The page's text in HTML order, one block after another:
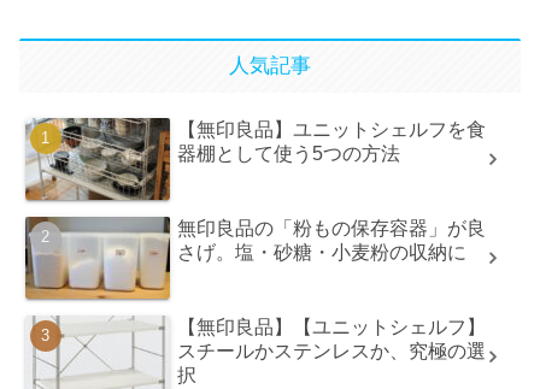
人気記事
【無印良品】ユニットシェルフを食
器棚として使う5つの方法
無印良品の「粉もの保存容器」が良
さげ。塩・砂糖・小麦粉の収納に
【無印良品】【ユニットシェルフ】
スチールかステンレスか、究極の選
択